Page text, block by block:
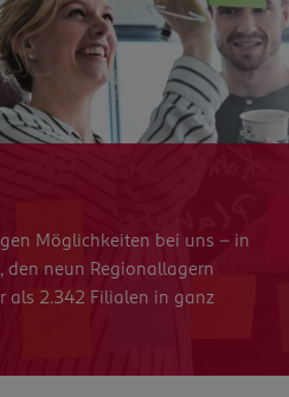
Möglichkeiten bei uns – in
den neun Regionallagern
als 2.342 Filialen in ganz